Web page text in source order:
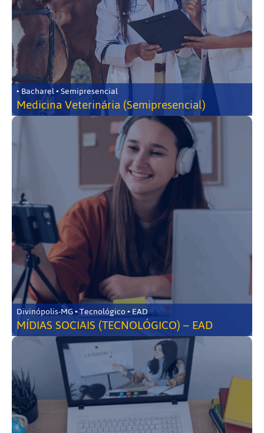
• Bacharel • Semipresencial
Medicina Veterinária (Semipresencial)
Divinópolis-MG • Tecnológico • EAD
MÍDIAS SOCIAIS (TECNOLÓGICO) – EAD